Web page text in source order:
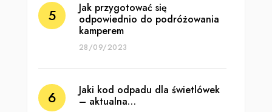
Jak przygotować się
odpowiednio do podróżowania
kamperem
28/09/2023
Jaki kod odpadu dla świetlówek
– aktualna…